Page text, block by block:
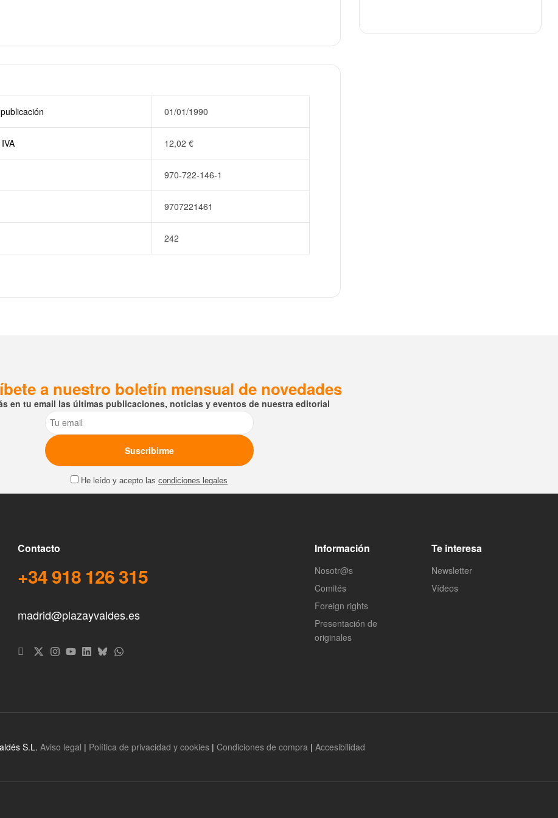
01/01/1990
12,02 €
970-722-146-1
9707221461
242
a nuestro boletín mensual de novedades
en tu email las últimas publicaciones, noticias y eventos de nuestra editorial
Email
He leído y acepto las condiciones legales
Contacto
+34 918 126 315
madrid@plazayvaldes.es
Información
Nosotr@s
Comités
Foreign rights
Presentación de
originales
Te interesa
Newsletter
Vídeos
S.L. Aviso legal | Política de privacidad y cookies| Condiciones de compra| Accesibilidad